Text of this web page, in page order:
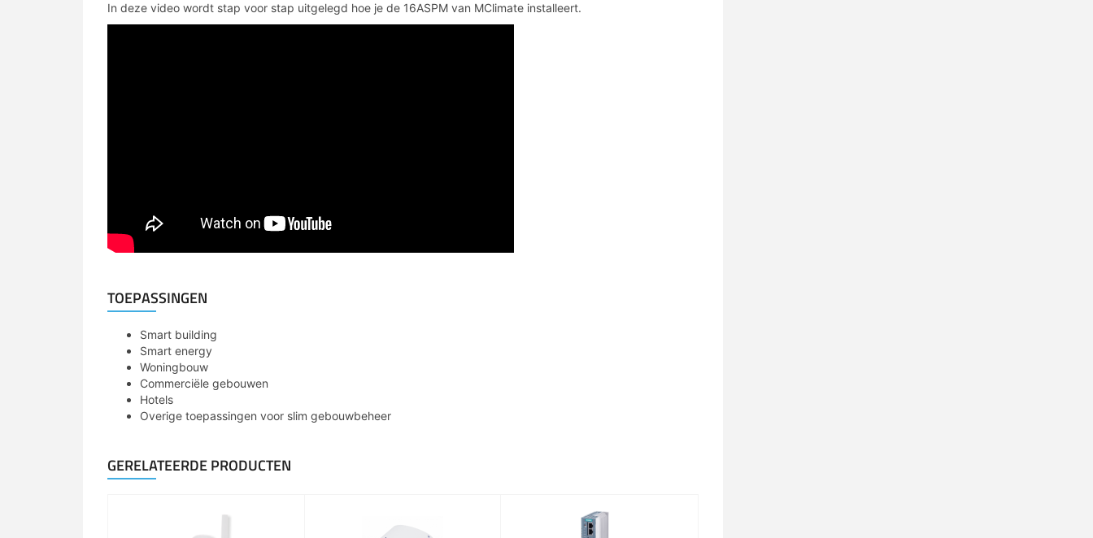
In deze video wordt stap voor stap uitgelegd hoe je de 16ASPM van MClimate installeert.
TOEPASSINGEN
Smart building
Smart energy
Woningbouw
Commerciële gebouwen
Hotels
Overige toepassingen voor slim gebouwbeheer
GERELATEERDE PRODUCTEN